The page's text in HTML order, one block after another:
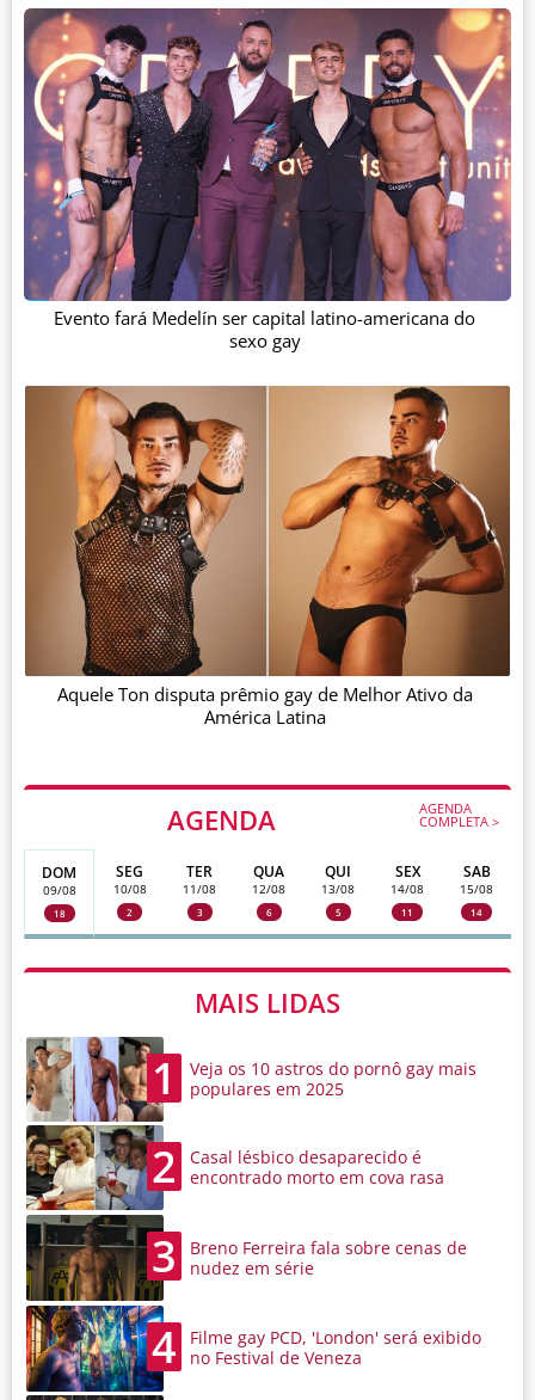
AGENDA AGENDA
COMPLETA >
DOM
09/08
18
SEG
10/08
2
TER
11/08
3
QUA
12/08
6
QUI
13/08
5
SEX
14/08
11
SAB
15/08
14
MAIS LIDAS
1
Veja os 10 astros do pornô gay mais
populares em 2025
2
Casal lésbico desaparecido é
encontrado morto em cova rasa
3
Breno Ferreira fala sobre cenas de
nudez em série
4
Filme gay PCD, 'London' será exibido
no Festival de Veneza
Evento fará Medelín ser capital latino-americana do
sexo gay
Aquele Ton disputa prêmio gay de Melhor Ativo da
América Latina